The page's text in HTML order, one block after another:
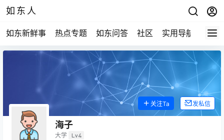
如东人
如东新鲜事 热点专题 如东问答 社区 实用导航 如东
海子
大学 Lv4
关注Ta 发私信